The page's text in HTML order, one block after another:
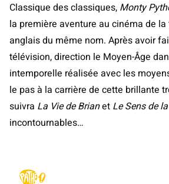
Classique des classiques, Monty
la première aventure au cinéma de la
anglais du même nom. Après avoir
télévision, direction le Moyen-Âge
intemporelle réalisée avec les
le pas à la carrière de cette brillante
suivra La Vie de Brianet Le Sens de
incontournables…